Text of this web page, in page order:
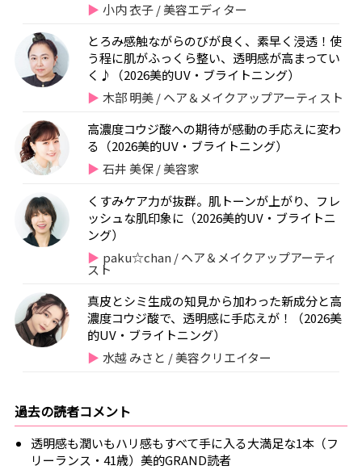
小内 衣子 / 美容エディター
とろみ感触ながらのびが良く、素早く浸透！使
う程に肌がふっくら整い、透明感が高まってい
く♪（2026美的UV・ブライトニング）
木部 明美 / ヘア＆メイクアップアーティスト
高濃度コウジ酸への期待が感動の手応えに変わ
る（2026美的UV・ブライトニング）
石井 美保 / 美容家
くすみケア力が抜群。肌トーンが上がり、フレ
ッシュな肌印象に（2026美的UV・ブライトニ
ング）
paku☆chan / ヘア＆メイクアップアーティ
スト
真皮とシミ生成の知見から加わった新成分と高
濃度コウジ酸で、透明感に手応えが！（2026美
的UV・ブライトニング）
水越 みさと / 美容クリエイター
過去の読者コメント
透明感も潤いもハリ感もすべて手に入る大満足な1本（フ
リーランス・41歳）美的GRAND読者